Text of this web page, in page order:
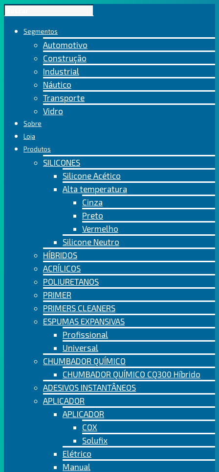
Segmentos
Automotivo
Construção
Industrial
Náutico
Transporte
Vidro
Sobre
Loja
Produtos
SILICONES
Silicone Acético
Alta temperatura
Cinza
Preto
Vermelho
Silicone Neutro
HÍBRIDOS
ACRÍLICOS
POLIURETANOS
PRIMER
PRIMERS CLEANERS
ESPUMAS EXPANSIVAS
Profissional
Universal
CHUMBADOR QUÍMICO
CHUMBADOR QUÍMICO CQ300 Híbrido
ADESIVOS INSTANTÂNEOS
APLICADOR
APLICADOR
COX
Solufix
Elétrico
Manual